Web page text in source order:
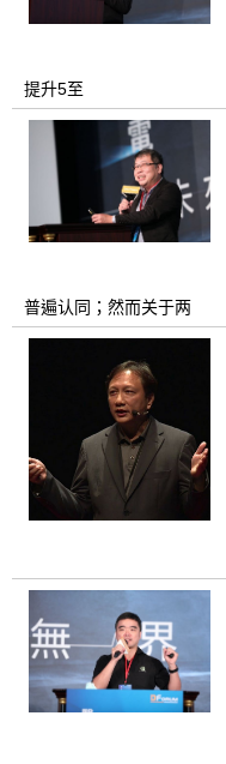
提升5至
普遍认同；然而关于两